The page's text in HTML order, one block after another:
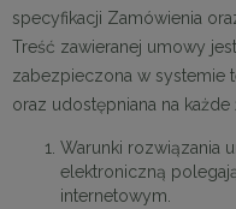
specyfikacji Zamówienia
Treść zawieranej umowy
zabezpieczona w systemie
oraz udostępniana na każde
Warunki rozwiązania
elektroniczną
internetowym.